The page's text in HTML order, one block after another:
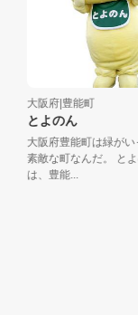
大阪府|豊能町
とよのん
大阪府豊能町は緑がい
素敵な町なんだ。 とよ
は、豊能...